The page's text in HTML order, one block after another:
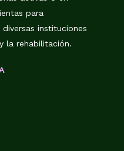
para
instituciones
la rehabilitación.